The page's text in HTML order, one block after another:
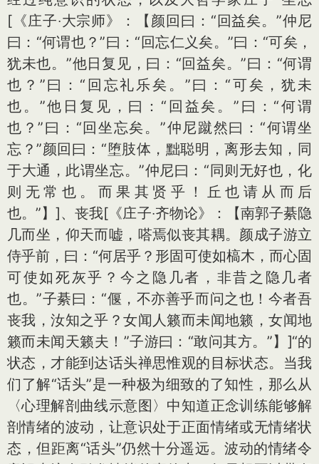
[《庄子‧大宗师》：【颜回曰：“回益矣。”仲尼
曰：“何谓也？”曰：“回忘仁义矣。”曰：“可矣，
犹未也。”他日复见，曰：“回益矣。”曰：“何谓
也？”曰：“回忘礼乐矣。”曰：“可矣，犹未
也。”他日复见，曰：“回益矣。”曰：“何谓
也？”曰：“回坐忘矣。”仲尼蹴然曰：“何谓坐
忘？”颜回曰：“堕肢体，黜聪明，离形去知，同
于大通，此谓坐忘。”仲尼曰：“同则无好也，化
则无常也。而果其贤乎！丘也请从而后
也。”】]、丧我[《庄子‧齐物论》：【南郭子綦隐
几而坐，仰天而嘘，嗒焉似丧其耦。颜成子游立
侍乎前，曰：“何居乎？形固可使如槁木，而心固
可使如死灰乎？今之隐几者，非昔之隐几者
也。”子綦曰：“偃，不亦善乎而问之也！今者吾
丧我，汝知之乎？女闻人籁而未闻地籁，女闻地
籁而未闻天籁夫！”子游曰：“敢问其方。”】]“的
状态，才能到达话头禅思惟观的目标状态。当我
们了解“话头”是一种极为细致的了知性，那么从
〈心理解剖曲线示意图〉中知道正念训练能够解
剖情绪的波动，让意识处于正面情绪或无情绪状
态，但距离“话头”仍然十分遥远。波动的情绪令